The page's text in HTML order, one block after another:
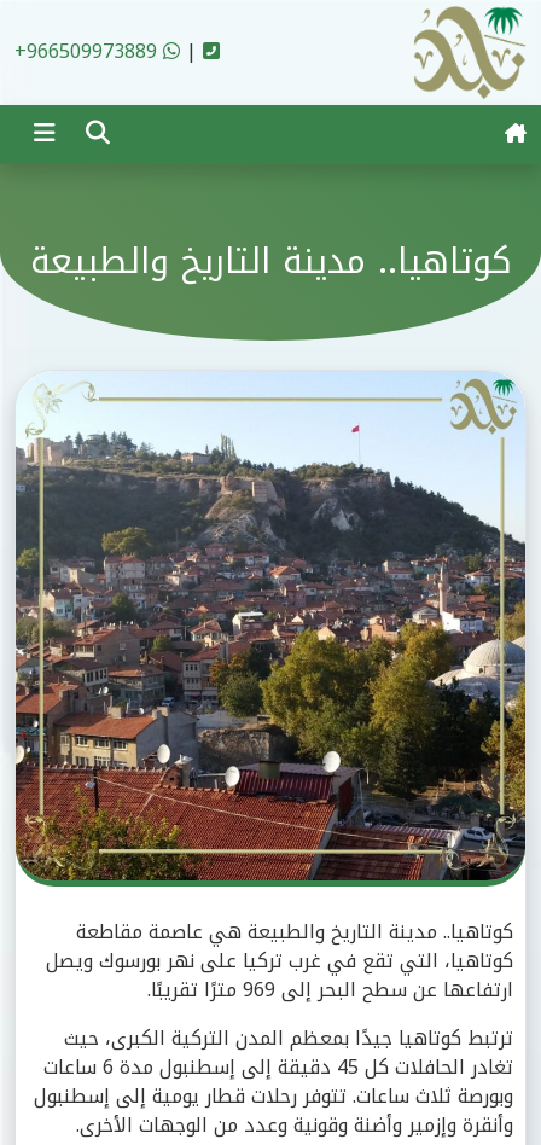
Skip
to
content
|
+966509973889
كوتاهيا.. مدينة التاريخ والطبيعة
كوتاهيا.. مدينة التاريخ والطبيعة هي عاصمة مقاطعة
كوتاهيا، التي تقع في غرب تركيا على نهر بورسوك ويصل
ارتفاعها عن سطح البحر إلى 969 مترًا تقريبًا.
ترتبط كوتاهيا جيدًا بمعظم المدن التركية الكبرى، حيث
تغادر الحافلات كل 45 دقيقة إلى إسطنبول مدة 6 ساعات
وبورصة ثلاث ساعات. تتوفر رحلات قطار يومية إلى إسطنبول
وأنقرة وإزمير وأضنة وقونية وعدد من الوجهات الأخرى.